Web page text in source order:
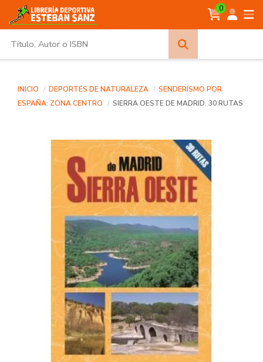
0
INICIO DEPORTES DE NATURALEZA
SENDERISMO POR
ESPAÑA: ZONA CENTRO
SIERRA OESTE DE MADRID. 30 RUTAS